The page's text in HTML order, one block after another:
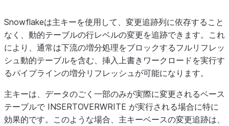
Snowflakeは主キーを使用して、変更追跡列に依存すること
なく、動的テーブルの行レベルの変更を追跡できます。これ
により、通常は下流の増分処理をブロックするフルリフレッ
シュ動的テーブルを含む、挿入上書きワークロードを実行す
るパイプラインの増分リフレッシュが可能になります。
主キーは、データのごく一部のみが実際に変更されるベース
テーブルで INSERTOVERWRITE が実行される場合に特に
効果的です。このような場合、主キーベースの変更追跡は、